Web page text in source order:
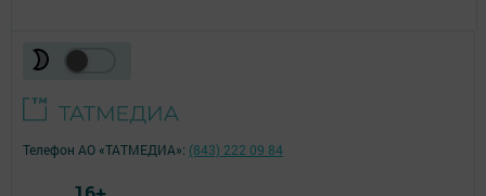
Телефон АО «ТАТМЕДИА»: (843) 222 09 84